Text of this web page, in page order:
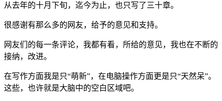
从去年的十月下旬，迄今为止，也只写了三十章。
很感谢有那么多的网友，给予的意见和支持。
网友们的每一条评论，我都有看，所给的意见，我也在不断的
接纳，改进。
在写作方面我是只“萌新”，在电脑操作方面更是只“天然呆”。
这些，也许就是大脑中的空白区域吧。